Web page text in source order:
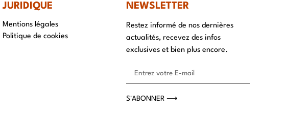
JURIDIQUE
Mentions légales
Politique de cookies
NEWSLETTER
Restez informé de nos dernières
actualités, recevez des infos
exclusives et bien plus encore.
S'ABONNER ⟶